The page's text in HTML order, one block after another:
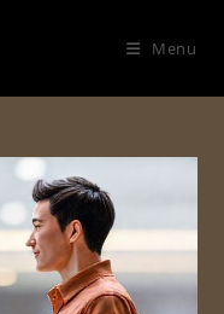
Menu